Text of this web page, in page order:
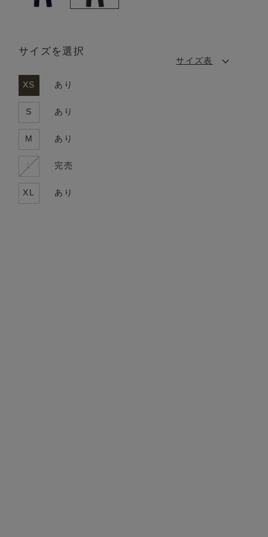
サイズを選択
サイズ表
XS あり
S あり
M あり
L 完売
XL あり